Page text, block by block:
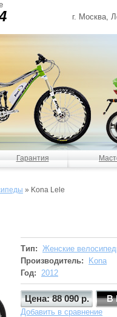
г. Москва,
Гарантия
» Kona Lele
Тип: Женские
Производитель:
Kona
Год: 2012
Цена: 88 090 р.
Добавить в сравнение